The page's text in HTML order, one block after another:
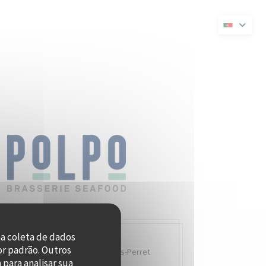
coleta de dados
padrão. Outros
analisar sua
janela))
nova janela))
Charles Pasqua,92300 Levallois-Perret